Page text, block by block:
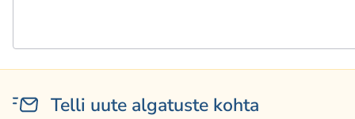
Telli uute algatuste kohta